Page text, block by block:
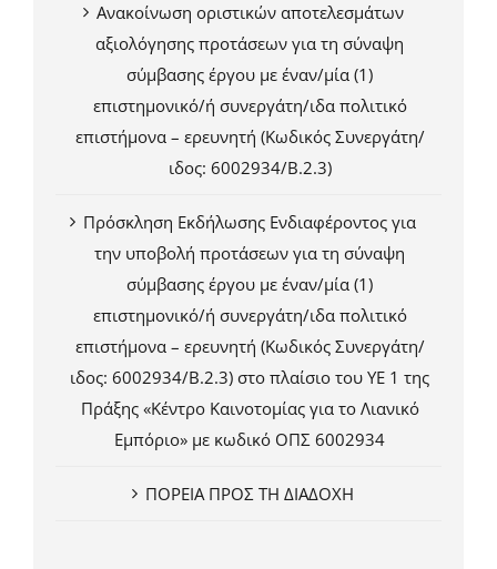
Ανακοίνωση οριστικών αποτελεσμάτων
αξιολόγησης προτάσεων για τη σύναψη
σύμβασης έργου με έναν/μία (1)
επιστημονικό/ή συνεργάτη/ιδα πολιτικό
επιστήμονα – ερευνητή (Κωδικός Συνεργάτη/
ιδος: 6002934/Β.2.3)
Πρόσκληση Εκδήλωσης Ενδιαφέροντος για
την υποβολή προτάσεων για τη σύναψη
σύμβασης έργου με έναν/μία (1)
επιστημονικό/ή συνεργάτη/ιδα πολιτικό
επιστήμονα – ερευνητή (Κωδικός Συνεργάτη/
ιδος: 6002934/Β.2.3) στο πλαίσιο του ΥΕ 1 της
Πράξης «Κέντρο Καινοτομίας για το Λιανικό
Εμπόριο» με κωδικό ΟΠΣ 6002934
ΠΟΡΕΙΑ ΠΡΟΣ ΤΗ ΔΙΑΔΟΧΗ